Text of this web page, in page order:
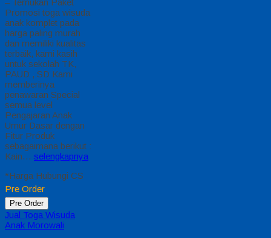
– Temukan Paket
Promosi toga wisuda
anak komplet pada
harga paling murah
dan memiliki kualitas
terbaik, kami kasih
untuk sekolah TK,
PAUD , SD Kami
memberinya
penawaran Special
semua level
Pengajaran Anak
Umur Dasar dengan
Fitur Produk
sebagaimana berikut :
Kain… selengkapnya
*Harga Hubungi CS
Pre Order
Pre Order
Jual Toga Wisuda
Anak Morowali